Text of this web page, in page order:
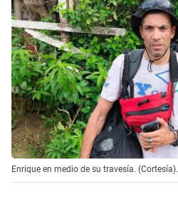
Enrique en medio de su travesía. (Cortesía).